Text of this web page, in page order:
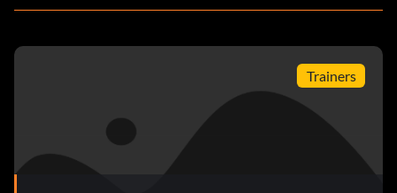
Trainers